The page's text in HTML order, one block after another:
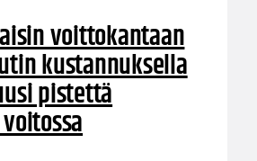
voittokantaan
kustannuksella
pistettä